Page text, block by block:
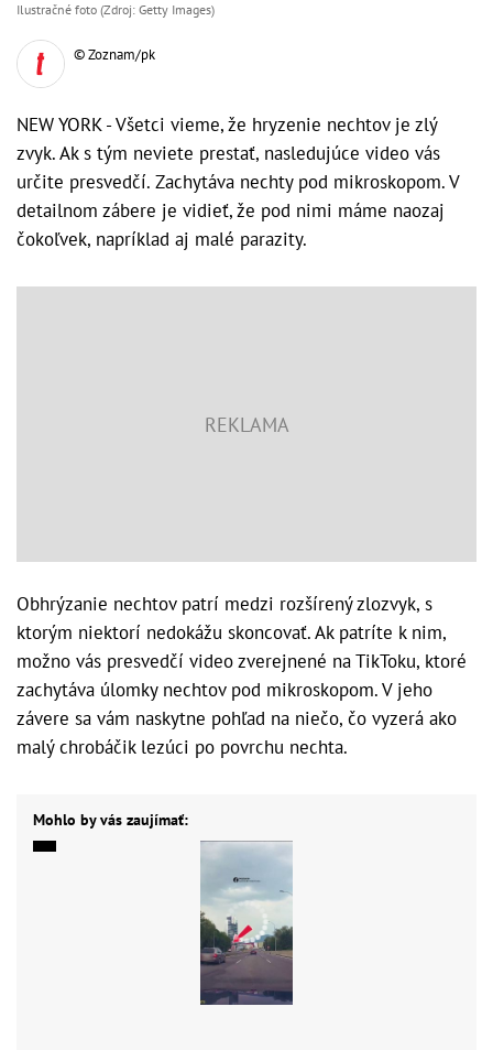
Ilustračné foto (Zdroj: Getty Images)
© Zoznam/pk
NEW YORK - Všetci vieme, že hryzenie nechtov je zlý
zvyk. Ak s tým neviete prestať, nasledujúce video vás
určite presvedčí. Zachytáva nechty pod mikroskopom. V
detailnom zábere je vidieť, že pod nimi máme naozaj
čokoľvek, napríklad aj malé parazity.
Obhrýzanie nechtov patrí medzi rozšírený zlozvyk, s
ktorým niektorí nedokážu skoncovať. Ak patríte k nim,
možno vás presvedčí video zverejnené na TikToku, ktoré
zachytáva úlomky nechtov pod mikroskopom. V jeho
závere sa vám naskytne pohľad na niečo, čo vyzerá ako
malý chrobáčik lezúci po povrchu nechta.
Mohlo by vás zaujímať: